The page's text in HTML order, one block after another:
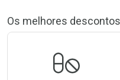
Os melhores